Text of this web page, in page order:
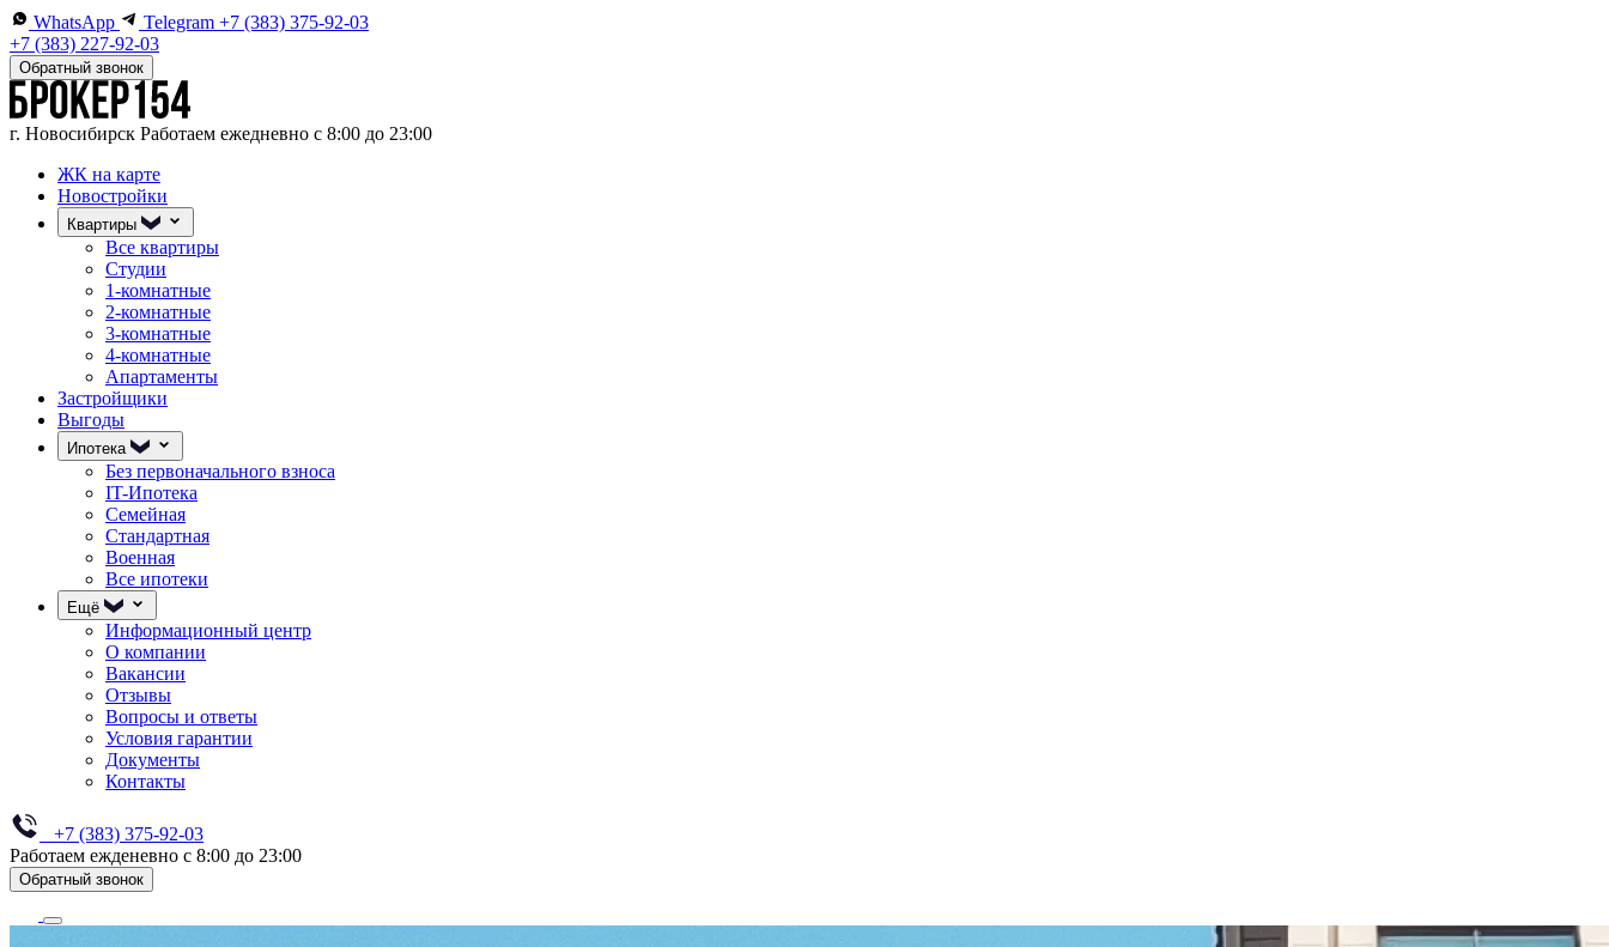
WhatsApp Telegram +7 (383) 375-92-03
+7 (383) 227-92-03
Обратный звонок
г. Новосибирск Работаем ежедневно с 8:00 до 23:00
ЖК на карте
Новостройки
Квартиры
Все квартиры
Студии
1-комнатные
2-комнатные
3-комнатные
4-комнатные
Апартаменты
Застройщики
Выгоды
Ипотека
Без первоначального взноса
IT-Ипотека
Семейная
Стандартная
Военная
Все ипотеки
Ещё
Информационный центр
О компании
Вакансии
Отзывы
Вопросы и ответы
Условия гарантии
Документы
Контакты
+7 (383) 375-92-03
Работаем ежденевно с 8:00 до 23:00
Обратный звонок